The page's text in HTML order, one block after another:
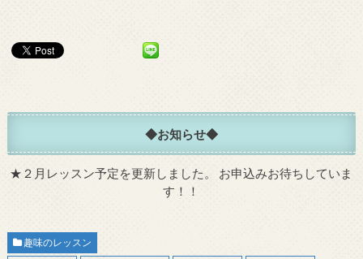
◆お知らせ◆
★ ２月レッスン予定を更新しました。
お申込みお待ちしていま
す！！
趣味のレッスン